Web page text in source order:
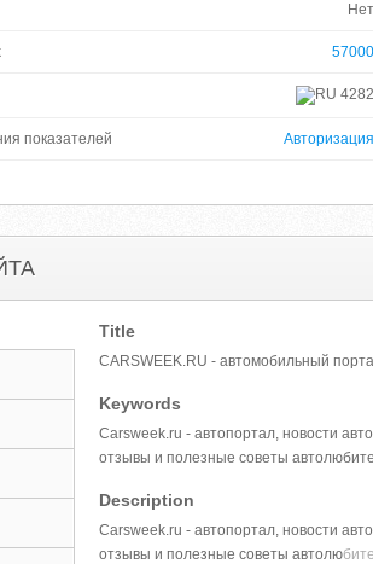
Нет
57000
4282
показателей Авторизация
Title
CARSWEEK.RU - автомобильный
Keywords
Carsweek.ru - автопортал, новости
отзывы и полезные советы
Description
Carsweek.ru - автопортал, новости
отзывы и полезные советы автолю